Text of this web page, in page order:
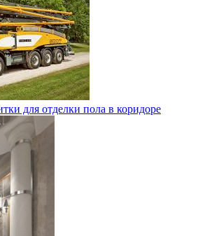
для отделки пола в коридоре